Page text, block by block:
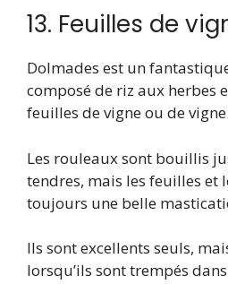
13. Feuilles de
Dolmades est un
composé de riz aux herbes
feuilles de vigne ou de vigne.
Les rouleaux sont bouillis
tendres, mais les feuilles et
toujours une belle
Ils sont excellents seuls,
lorsqu’ils sont trempés